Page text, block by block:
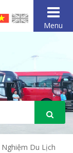
Menu
Nghiệm Du Lịch